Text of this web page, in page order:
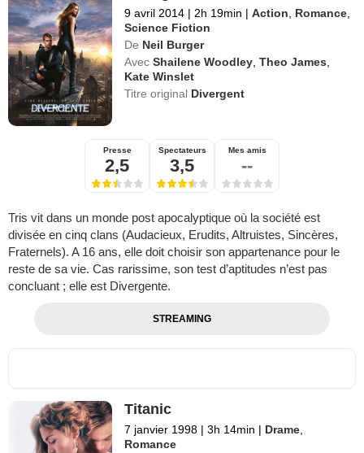
9 avril 2014 | 2h 19min | Action Romance
Science Fiction
De Neil Burger
Avec Shailene Woodley ,Theo James
Kate Winslet
Titre original Divergent
Presse
2,5
Spectateurs
3,5
Mes amis
--
Tris vit dans un monde post apocalyptique où la société est
divisée en cinq clans (Audacieux, Erudits, Altruistes, Sincères,
Fraternels). A 16 ans, elle doit choisir son appartenance pour le
reste de sa vie. Cas rarissime, son test d’aptitudes n’est pas
concluant ; elle est Divergente.
STREAMING
Titanic
7 janvier 1998 | 3h 14min | Drame
Romance